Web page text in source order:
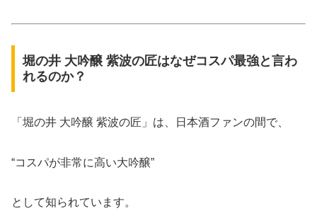
堀の井 大吟醸 紫波の匠はなぜコスパ最強と言わ
れるのか？
「堀の井 大吟醸 紫波の匠」は、日本酒ファンの間で、
“コスパが非常に高い大吟醸”
として知られています。